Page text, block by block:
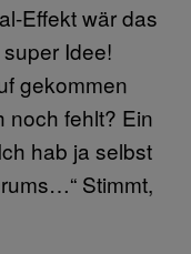
Effekt wär das
Idee!
gekommen
noch fehlt? Ein
hab ja selbst
Stimmt,